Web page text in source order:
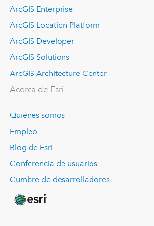
ArcGIS Enterprise
ArcGIS Location Platform
ArcGIS Developer
ArcGIS Solutions
ArcGIS Architecture Center
Acerca de Esri
Quiénes somos
Empleo
Blog de Esri
Conferencia de usuarios
Cumbre de desarrolladores